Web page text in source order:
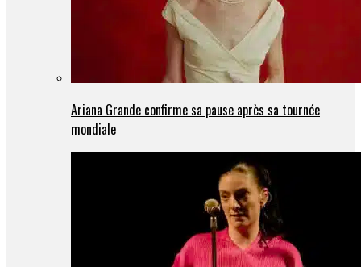
Ariana Grande confirme sa pause après sa tournée
mondiale